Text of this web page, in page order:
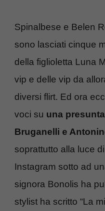
Spinalbese e Belen
sono lasciati cinque
della figlioletta Luna
vip e delle vip da
diversi flirt. Ed ora
voci su una
Bruganelli e
soprattutto alla luce
Instagram sotto ad
signora Bonolis ha
stylist ha scritto “La